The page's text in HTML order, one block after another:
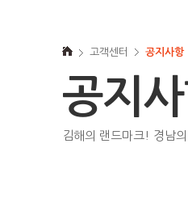
고객센터 공지사항
공지
김해의 랜드마크! 경남